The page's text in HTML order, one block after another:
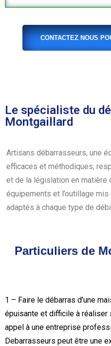
CONTACTEZ NOUS
Le spécialiste du
Montgaillard
Artisans débarrasseurs, une
efficaces et méthodiques,
et de la législation en matière
équipements et l’outillage
adaptés à chaque type de
Particuliers de
1 – Faire le débarras d’une
épuisante et difficile à réaliser
appel à une entreprise
Debarrasseurs peut être une